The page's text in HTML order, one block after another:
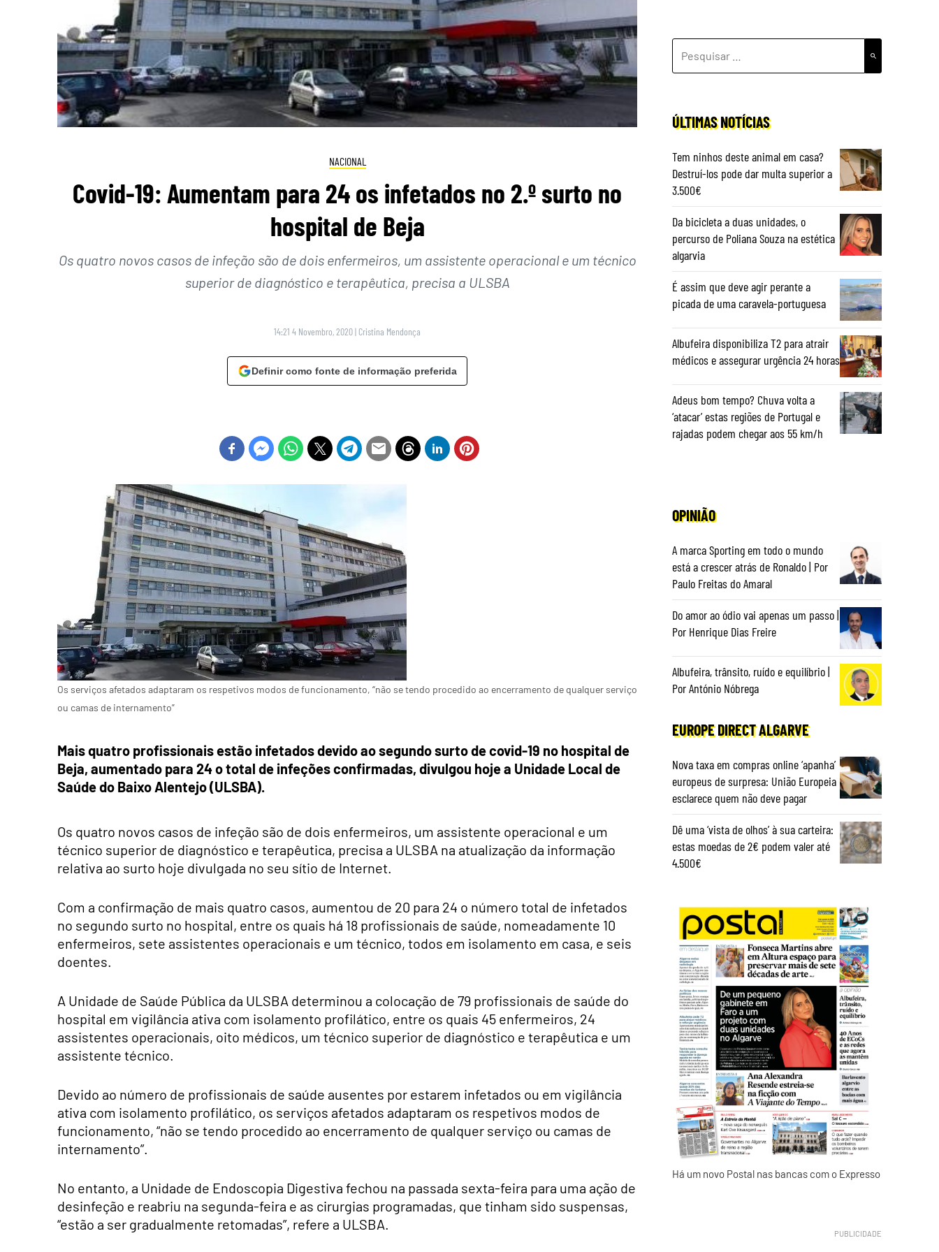
NACIONAL
Covid-19: Aumentam para 24 os infetados no 2.º surto no
hospital de Beja
Os quatro novos casos de infeção são de dois enfermeiros, um assistente operacional e um técnico
superior de diagnóstico e terapêutica, precisa a ULSBA
14:21 4 Novembro, 2020| Cristina Mendonça
Definir como fonte de informação preferida
Os serviços afetados adaptaram os respetivos modos de funcionamento, “não se tendo procedido ao encerramento de qualquer serviço
ou camas de internamento”
Mais quatro profissionais estão infetados devido ao segundo surto de covid-19 no hospital de
Beja, aumentado para 24 o total de infeções confirmadas, divulgou hoje a Unidade Local de
Saúde do Baixo Alentejo (ULSBA).
Os quatro novos casos de infeção são de dois enfermeiros, um assistente operacional e um
técnico superior de diagnóstico e terapêutica, precisa a ULSBA na atualização da informação
relativa ao surto hoje divulgada no seu sítio de Internet.
Com a confirmação de mais quatro casos, aumentou de 20 para 24 o número total de infetados
no segundo surto no hospital, entre os quais há 18 profissionais de saúde, nomeadamente 10
enfermeiros, sete assistentes operacionais e um técnico, todos em isolamento em casa, e seis
doentes.
A Unidade de Saúde Pública da ULSBA determinou a colocação de 79 profissionais de saúde do
hospital em vigilância ativa com isolamento profilático, entre os quais 45 enfermeiros, 24
assistentes operacionais, oito médicos, um técnico superior de diagnóstico e terapêutica e um
assistente técnico.
Devido ao número de profissionais de saúde ausentes por estarem infetados ou em vigilância
ativa com isolamento profilático, os serviços afetados adaptaram os respetivos modos de
funcionamento, “não se tendo procedido ao encerramento de qualquer serviço ou camas de
internamento”.
No entanto, a Unidade de Endoscopia Digestiva fechou na passada sexta-feira para uma ação de
desinfeção e reabriu na segunda-feira e as cirurgias programadas, que tinham sido suspensas,
“estão a ser gradualmente retomadas”, refere a ULSBA.
POR:
ÚLTIMAS NOTÍCIAS
Tem ninhos deste animal em casa?
Destruí-los pode dar multa superior a
3.500€
Da bicicleta a duas unidades, o
percurso de Poliana Souza na estética
algarvia
É assim que deve agir perante a
picada de uma caravela-portuguesa
Albufeira disponibiliza T2 para atrair
médicos e assegurar urgência 24 horas
Adeus bom tempo? Chuva volta a
‘atacar’ estas regiões de Portugal e
rajadas podem chegar aos 55 km/h
OPINIÃO
A marca Sporting em todo o mundo
está a crescer atrás de Ronaldo | Por
Paulo Freitas do Amaral
Do amor ao ódio vai apenas um passo |
Por Henrique Dias Freire
Albufeira, trânsito, ruído e equilíbrio |
Por António Nóbrega
EUROPE DIRECT ALGARVE
Nova taxa em compras online ‘apanha’
europeus de surpresa: União Europeia
esclarece quem não deve pagar
Dê uma ‘vista de olhos’ à sua carteira:
estas moedas de 2€ podem valer até
4.500€
Há um novo Postal nas bancas com o Expresso